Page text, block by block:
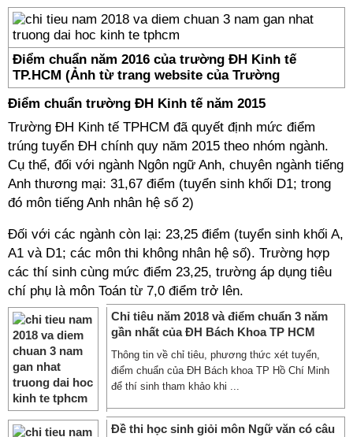
Điểm chuẩn năm 2016 của trường ĐH Kinh tế
TP.HCM (Ảnh từ trang website của Trường
Điểm chuẩn trường ĐH Kinh tế năm 2015
Trường ĐH Kinh tế TPHCM đã quyết định mức điểm
trúng tuyển ĐH chính quy năm 2015 theo nhóm ngành.
Cụ thể, đối với ngành Ngôn ngữ Anh, chuyên ngành tiếng
Anh thương mại: 31,67 điểm (tuyển sinh khối D1; trong
đó môn tiếng Anh nhân hệ số 2)
Đối với các ngành còn lại: 23,25 điểm (tuyển sinh khối A,
A1 và D1; các môn thi không nhân hệ số). Trường hợp
các thí sinh cùng mức điểm 23,25, trường áp dụng tiêu
chí phụ là môn Toán từ 7,0 điểm trở lên.
Chỉ tiêu năm 2018 và điểm chuẩn 3 năm
gần nhất của ĐH Bách Khoa TP HCM
Thông tin về chỉ tiêu, phương thức xét tuyển,
điểm chuẩn của ĐH Bách khoa TP Hồ Chí Minh
để thí sinh tham khảo khi ...
Đề thi học sinh giỏi môn Ngữ văn có câu